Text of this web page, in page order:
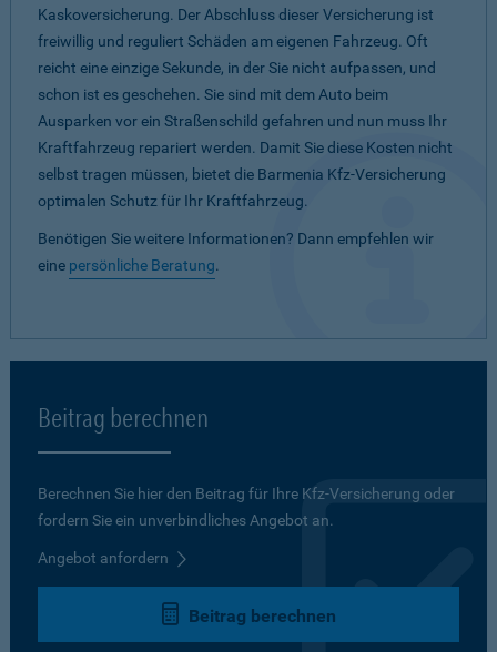
Kaskoversicherung. Der Abschluss dieser Versicherung ist
freiwillig und reguliert Schäden am eigenen Fahrzeug. Oft
reicht eine einzige Sekunde, in der Sie nicht aufpassen, und
schon ist es geschehen. Sie sind mit dem Auto beim
Ausparken vor ein Straßenschild gefahren und nun muss Ihr
Kraftfahrzeug repariert werden. Damit Sie diese Kosten nicht
selbst tragen müssen, bietet die Barmenia Kfz-Versicherung
optimalen Schutz für Ihr Kraftfahrzeug.
Benötigen Sie weitere Informationen? Dann empfehlen wir
eine persönliche Beratung.
Beitrag berechnen
Berechnen Sie hier den Beitrag für Ihre Kfz-Versicherung oder
fordern Sie ein unverbindliches Angebot an.
Angebot anfordern
Beitrag berechnen